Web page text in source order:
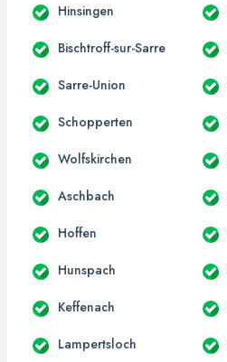
Hinsingen
Bischtroff-sur-Sarre
Sarre-Union
Schopperten
Wolfskirchen
Aschbach
Hoffen
Hunspach
Keffenach
Lampertsloch